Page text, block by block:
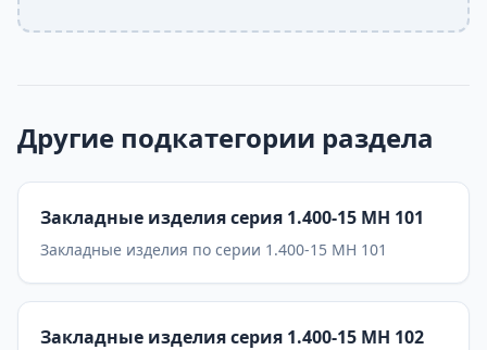
Другие подкатегории раздела
Закладные изделия серия 1.400-15 МН 101
Закладные изделия по серии 1.400-15 МН 101
Закладные изделия серия 1.400-15 МН 102